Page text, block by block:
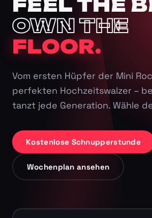
OWN THE
FLOOR.
Vom ersten Hüpfer der Mini
perfekten Hochzeitswalzer – bei
tanzt jede Generation. Wähle
Kostenlose Schnupperstunde
Wochenplan ansehen